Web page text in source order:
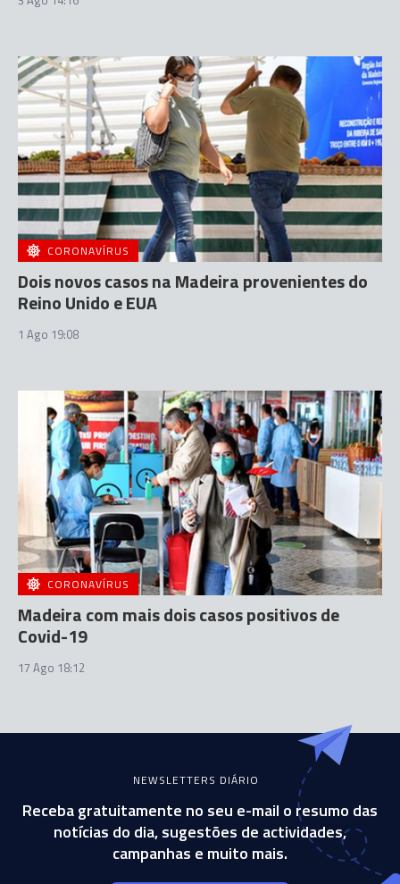
CORONAVÍRUS
Dois novos casos na Madeira provenientes do
Reino Unido e EUA
1 Ago 19:08
CORONAVÍRUS
Madeira com mais dois casos positivos de
Covid-19
17 Ago 18:12
NEWSLETTERS DIÁRIO
Receba gratuitamente no seu e-mail o resumo das
notícias do dia, sugestões de actividades,
campanhas e muito mais.